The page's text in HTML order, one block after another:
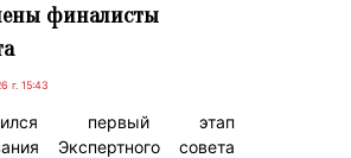
финалисты
г. 15:43
первый этап
Экспертного совета